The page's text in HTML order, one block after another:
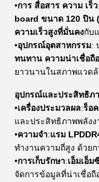
•การ สื่อสาร ความ เร็ว
board ขนาด 120 ปิน
ความเร็วสูงที่มั่นคงกับ
•อุปกรณ์อุตสาหกรรม:
ทนทาน ความน่าเชื่อถื
ยาวนานในสภาพแวด
อุปกรณ์และประสิทธิภ
•เครื่องประมวลผล:ร็อ
และประสิทธิภาพพลังง
•ความจํา:แรม
ทํางานความถี่สูง ด้วย
•การเก็บรักษา:เอ็มเอ็ม
จัดการข้อมูลที่น่าเชื่อถื